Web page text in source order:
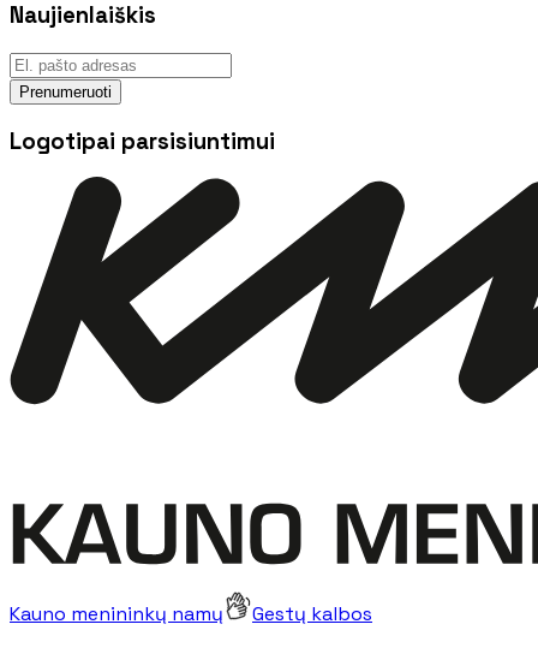
Naujienlaiškis
Prenumeruoti
Logotipai parsisiuntimui
Kauno menininkų namų Gestų kalbos